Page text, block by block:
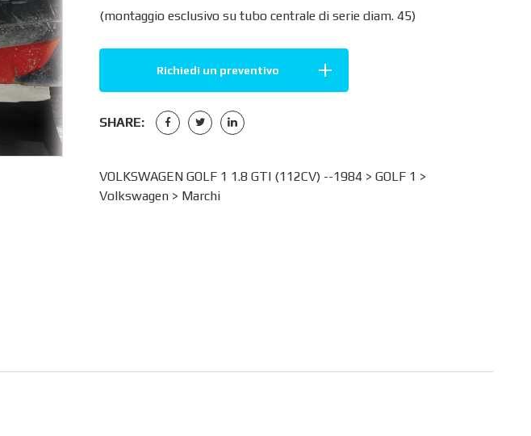
(montaggio esclusivo su tubo centrale di serie diam. 45)
Richiedi un preventivo
SHARE:
VOLKSWAGEN GOLF 1 1.8 GTI (112CV) --1984 > GOLF 1 >
Volkswagen> Marchi